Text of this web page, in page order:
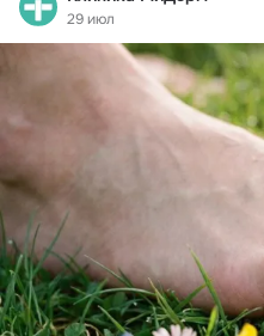
29 июл